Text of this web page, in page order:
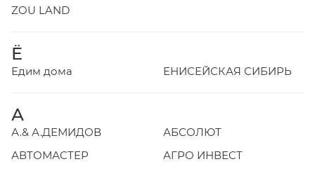
ZOU LAND
Ё
Едим дома ЕНИСЕЙСКАЯ СИБИРЬ
А
А.& А.ДЕМИДОВ
АБСОЛЮТ
АВТОМАСТЕР
АГРО ИНВЕСТ